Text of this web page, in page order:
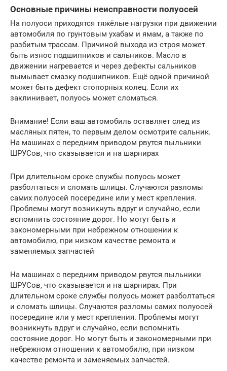
Основные причины неисправности полуосей
На полуоси приходятся тяжёлые нагрузки при движении
автомобиля по грунтовым ухабам и ямам, а также по
разбитым трассам. Причиной выхода из строя может
быть износ подшипников и сальников. Масло в
движении нагревается и через дефекты сальников
вымывает смазку подшипников. Ещё одной причиной
может быть дефект стопорных колец. Если их
заклинивает, полуось может сломаться.
Внимание! Если ваш автомобиль оставляет след из
масляных пятен, то первым делом осмотрите сальник.
На машинах с передним приводом рвутся пыльники
ШРУСов, что сказывается и на шарнирах
При длительном сроке службы полуось может
разболтаться и сломать шлицы. Случаются разломы
самих полуосей посередине или у мест крепления.
Проблемы могут возникнуть вдруг и случайно, если
вспомнить состояние дорог. Но могут быть и
закономерными при небрежном отношении к
автомобилю, при низком качестве ремонта и
заменяемых запчастей
На машинах с передним приводом рвутся пыльники
ШРУСов, что сказывается и на шарнирах. При
длительном сроке службы полуось может разболтаться
и сломать шлицы. Случаются разломы самих полуосей
посередине или у мест крепления. Проблемы могут
возникнуть вдруг и случайно, если вспомнить
состояние дорог. Но могут быть и закономерными при
небрежном отношении к автомобилю, при низком
качестве ремонта и заменяемых запчастей.